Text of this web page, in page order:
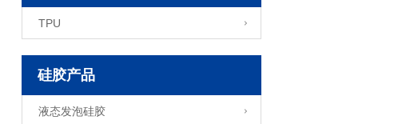
TPU
硅胶产品
液态发泡硅胶